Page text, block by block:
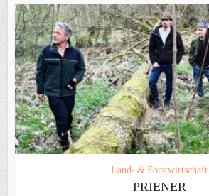
Land- & Forstwirtschaft
PRIENER